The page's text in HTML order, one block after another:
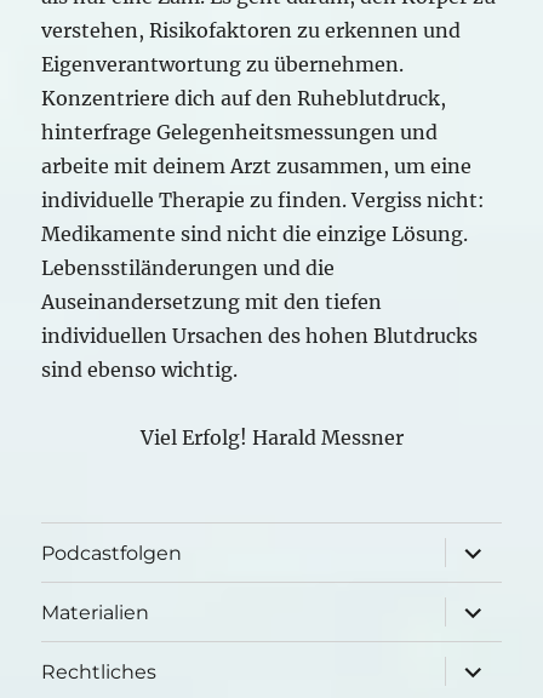
verstehen, Risikofaktoren zu erkennen und
Eigenverantwortung zu übernehmen.
Konzentriere dich auf den Ruheblutdruck,
hinterfrage Gelegenheitsmessungen und
arbeite mit deinem Arzt zusammen, um eine
individuelle Therapie zu finden. Vergiss nicht:
Medikamente sind nicht die einzige Lösung.
Lebensstiländerungen und die
Auseinandersetzung mit den tiefen
individuellen Ursachen des hohen Blutdrucks
sind ebenso wichtig.
Viel Erfolg! Harald Messner
Podcastfolgen
öffnen
Materialien
öffnen
Rechtliches
öffnen